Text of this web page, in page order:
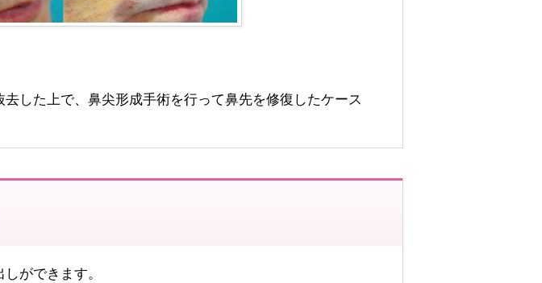
した上で、鼻尖形成手術を行って鼻先を修復したケース
ができます。